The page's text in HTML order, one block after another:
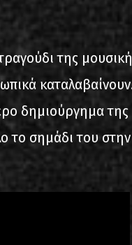
της
δημιούργημα της
το σημάδι του στην